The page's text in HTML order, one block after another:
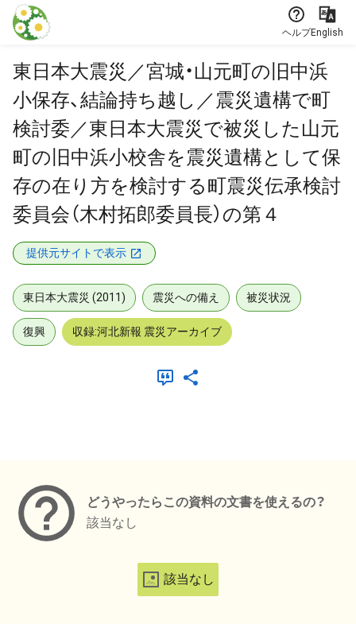
本文に飛ぶ
ヘルプEnglish
東日本大震災／宮城・山元町の旧中浜
小保存、結論持ち越し／震災遺構で町
検討委／東日本大震災で被災した山元
町の旧中浜小校舎を震災遺構として保
存の在り方を検討する町震災伝承検討
委員会（木村拓郎委員長）の第４
提供元サイトで表示
東日本大震災 (2011) 震災への備え 被災状況
復興 収録:河北新報 震災アーカイブ
どうやったらこの資料の文書を使えるの？
該当なし
該当なし